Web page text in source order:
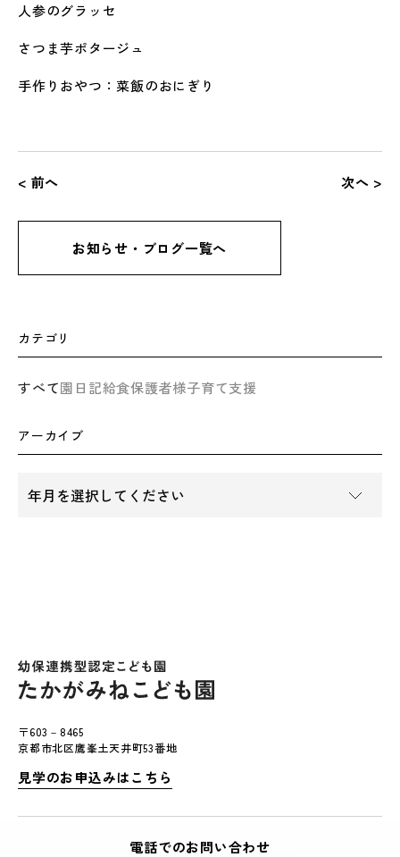
人参のグラッセ
さつま芋ポタージュ
手作りおやつ：菜飯のおにぎり
< 前へ 次へ >
お知らせ・ブログ一覧へ
カテゴリ
すべて園日記給食保護者様子育て支援
アーカイブ
〒603－8465
京都市北区鷹峯土天井町53番地
見学のお申込みはこちら
電話でのお問い合わせ